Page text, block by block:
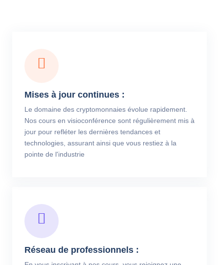
Mises à jour continues :
Le domaine des cryptomonnaies évolue rapidement.
Nos cours en visioconférence sont régulièrement mis à
jour pour refléter les dernières tendances et
technologies, assurant ainsi que vous restiez à la
pointe de l'industrie
Réseau de professionnels :